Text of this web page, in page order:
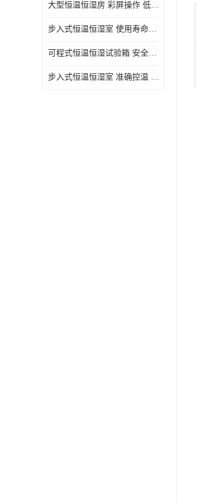
大型恒温恒湿房 彩屏操作 低耗电量 平稳电流
步入式恒温恒湿室 使用寿命长 移动和放置方便
可程式恒温恒湿试验箱 安全可靠 美观实用 清洁更方便
步入式恒温恒湿室 准确控温 试验周期自动化程度高